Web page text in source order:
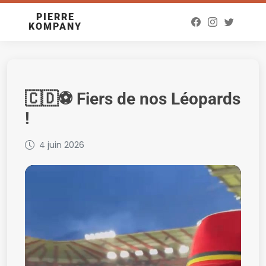
PIERRE
KOMPANY
🇨🇩⚽ Fiers de nos Léopards
!
4 juin 2026